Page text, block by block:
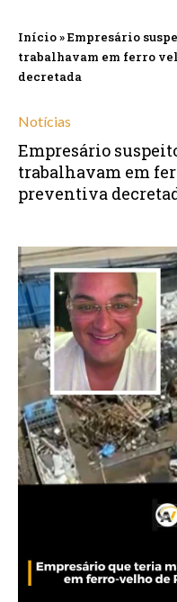
Início»Empresário
trabalhavam em ferro
decretada
Notícias
Empresário
trabalhavam em
preventiva